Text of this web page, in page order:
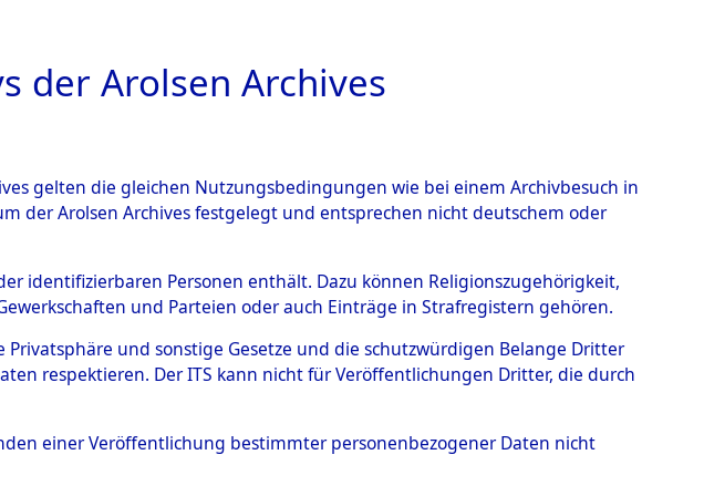
ÜBERSICHT BILD
- Sülztorf bei Schwerin→
der Arolsen Archives
gelten die gleichen Nutzungsbedingungen wie bei einem Archivbesuch in
der Arolsen Archives festgelegt und entsprechen nicht deutschem oder
identifizierbaren Personen enthält. Dazu können Religionszugehörigkeit,
und Parteien oder auch Einträge in Strafregistern gehören.
und sonstige Gesetze und die schutzwürdigen Belange Dritter
respektieren. Der ITS kann nicht für Veröffentlichungen Dritter, die durch
einer Veröffentlichung bestimmter personenbezogener Daten nicht